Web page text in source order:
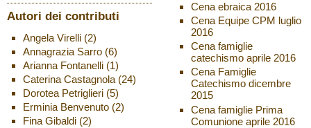
Autori dei contributi
Angela Virelli(2)
Annagrazia Sarro(6)
Arianna Fontanelli(1)
Caterina Castagnola(24)
Dorotea Petriglieri(5)
Erminia Benvenuto(2)
Fina Gibaldi(2)
Cena ebraica 2016
Cena Equipe CPM luglio
2016
Cena famiglie
catechismo aprile 2016
Cena Famiglie
Catechismo dicembre
2015
Cena famiglie Prima
Comunione aprile 2016